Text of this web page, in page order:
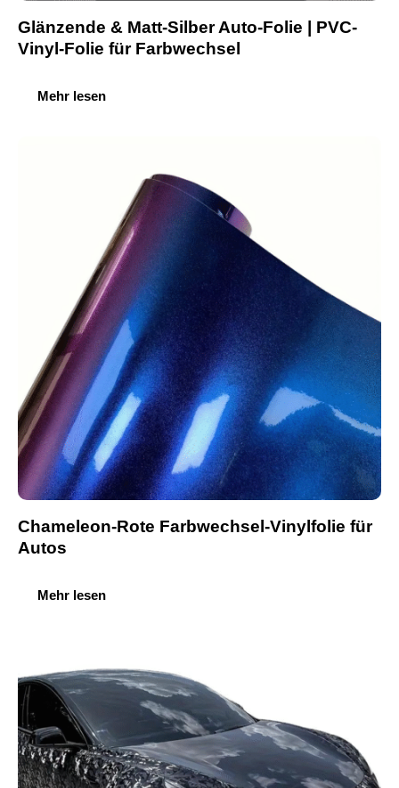
Glänzende & Matt-Silber Auto-Folie | PVC-
Vinyl-Folie für Farbwechsel
Mehr lesen
Chameleon-Rote Farbwechsel-Vinylfolie für
Autos
Mehr lesen